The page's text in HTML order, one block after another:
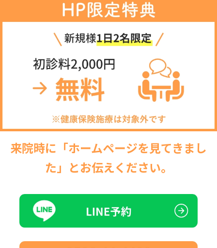
来院時に「ホームページを見てきまし
た」とお伝えください。